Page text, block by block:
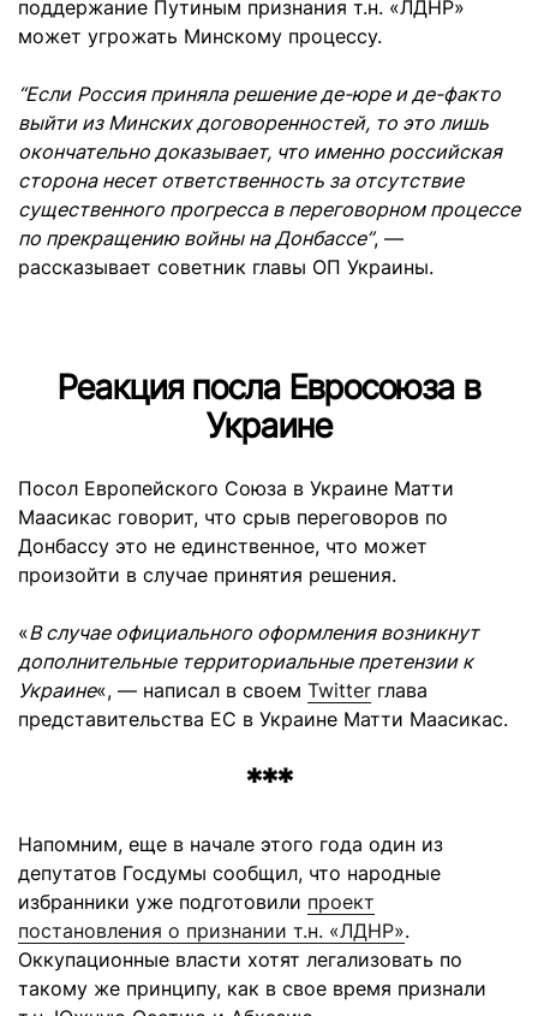
поддержание Путиным признания т.н. «ЛДНР»
может угрожать Минскому процессу.
“Если Россия приняла решение де-юре и де-факто
выйти из Минских договоренностей, то это лишь
окончательно доказывает, что именно российская
сторона несет ответственность за отсутствие
существенного прогресса в переговорном процессе
по прекращению войны на Донбассе”, —
рассказывает советник главы ОП Украины.
Реакция посла Евросоюза в
Украине
Посол Европейского Союза в Украине Матти
Маасикас говорит, что срыв переговоров по
Донбассу это не единственное, что может
произойти в случае принятия решения.
«В случае официального оформления возникнут
дополнительные территориальные претензии к
Украине«, — написал в своем Twitter глава
представительства ЕС в Украине Матти Маасикас.
***
Напомним, еще в начале этого года один из
депутатов Госдумы сообщил, что народные
избранники уже подготовили проект
постановления о признании т.н. «ЛДНР».
Оккупационные власти хотят легализовать по
такому же принципу, как в свое время признали